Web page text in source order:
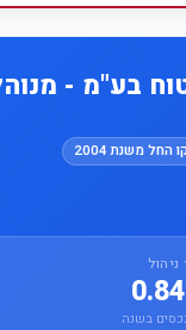
בע"מ -
משנת 2004
ניהול
בשנה